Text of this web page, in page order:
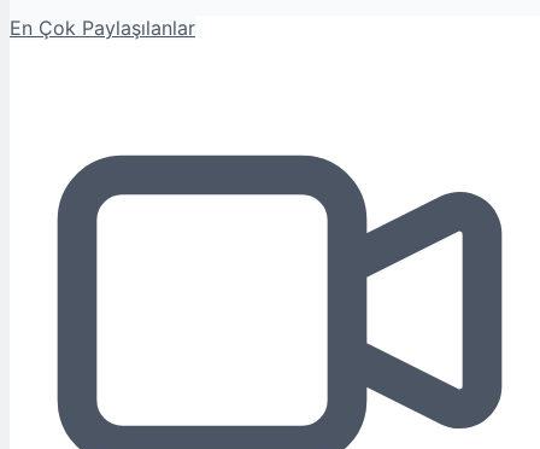
En Çok Paylaşılanlar